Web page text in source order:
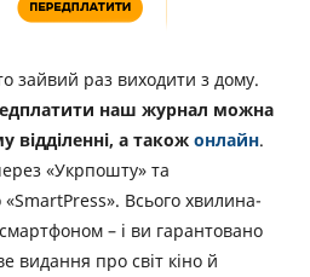
зайвий раз виходити з дому.
наш журнал можна
відділенні, а також онлайн.
«Укрпошту» та
Всього хвилина-
– і ви гарантовано
видання про світ кіно й